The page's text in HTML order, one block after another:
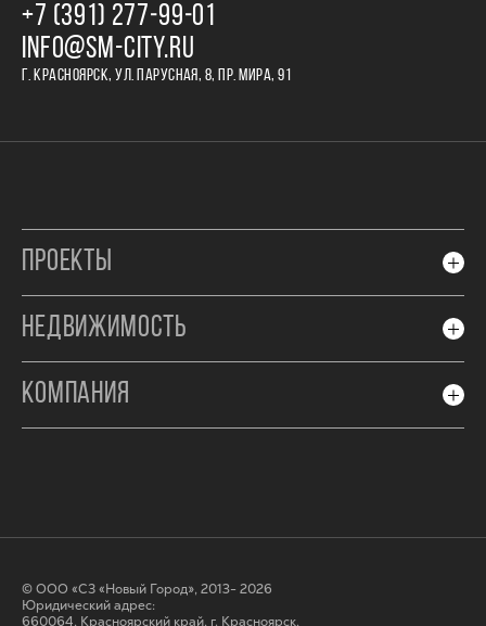
+7 (391) 277‒99‒01
INFO@SM-CITY.RU
Г. КРАСНОЯРСК, УЛ. ПАРУСНАЯ, 8, ПР. МИРА, 91
ПРОЕКТЫ
НЕДВИЖИМОСТЬ
КОМПАНИЯ
© ООО «СЗ «Новый Город», 2013- 2026
Юридический адрес:
660064, Красноярский край, г. Красноярск,